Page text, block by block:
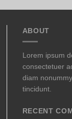
ABOUT
Lorem ipsum
consectetuer
diam
tincidunt.
RECENT